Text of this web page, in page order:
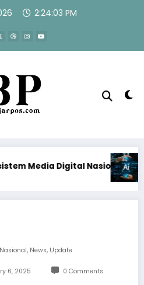
2:24:04 PM
Hadapi Perang Algoritma
Menjawab Perang
Nasional, News, Update
6, 2025 0 Comments